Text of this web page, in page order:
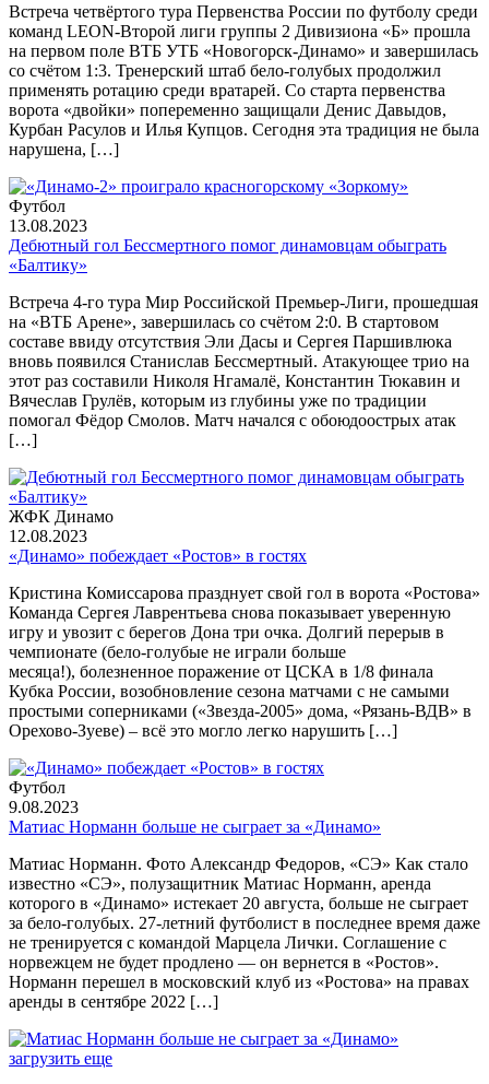
Встреча четвёртого тура Первенства России по футболу среди
команд LEON-Второй лиги группы 2 Дивизиона «Б» прошла
на первом поле ВТБ УТБ «Новогорск-Динамо» и завершилась
со счётом 1:3. Тренерский штаб бело-голубых продолжил
применять ротацию среди вратарей. Со старта первенства
ворота «двойки» попеременно защищали Денис Давыдов,
Курбан Расулов и Илья Купцов. Сегодня эта традиция не была
нарушена, […]
Футбол
13.08.2023
Дебютный гол Бессмертного помог динамовцам обыграть
«Балтику»
Встреча 4-го тура Мир Российской Премьер-Лиги, прошедшая
на «ВТБ Арене», завершилась со счётом 2:0. В стартовом
составе ввиду отсутствия Эли Дасы и Сергея Паршивлюка
вновь появился Станислав Бессмертный. Атакующее трио на
этот раз составили Николя Нгамалё, Константин Тюкавин и
Вячеслав Грулёв, которым из глубины уже по традиции
помогал Фёдор Смолов. Матч начался с обоюдоострых атак
[…]
ЖФК Динамо
12.08.2023
«Динамо» побеждает «Ростов» в гостях
Кристина Комиссарова празднует свой гол в ворота «Ростова»
Команда Сергея Лаврентьева снова показывает уверенную
игру и увозит с берегов Дона три очка. Долгий перерыв в
чемпионате (бело-голубые не играли больше
месяца!), болезненное поражение от ЦСКА в 1/8 финала
Кубка России, возобновление сезона матчами с не самыми
простыми соперниками («Звезда-2005» дома, «Рязань-ВДВ» в
Орехово-Зуеве) – всё это могло легко нарушить […]
Футбол
9.08.2023
Матиас Норманн больше не сыграет за «Динамо»
Матиас Норманн. Фото Александр Федоров, «СЭ» Как стало
известно «СЭ», полузащитник Матиас Норманн, аренда
которого в «Динамо» истекает 20 августа, больше не сыграет
за бело-голубых. 27-летний футболист в последнее время даже
не тренируется с командой Марцела Лички. Соглашение с
норвежцем не будет продлено — он вернется в «Ростов».
Норманн перешел в московский клуб из «Ростова» на правах
аренды в сентябре 2022 […]
загрузить еще